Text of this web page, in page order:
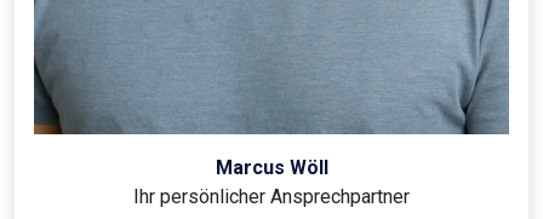
Marcus Wöll
Ihr persönlicher Ansprechpartner